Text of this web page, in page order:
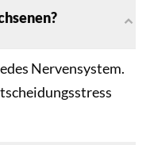
Nervensystem.